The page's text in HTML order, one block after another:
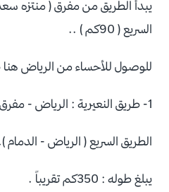
يبدأ الطريق من مفرق ( منتزه
السريع ( 90كم ) ..
للوصول للأحساء من الرياض
1- طريق النعيرية : الرياض - مفرق النعيرية ( 255كم ) .
الطريق السريع ( الرياض - الدمام
يبلغ طوله : 350كم تقريباً .